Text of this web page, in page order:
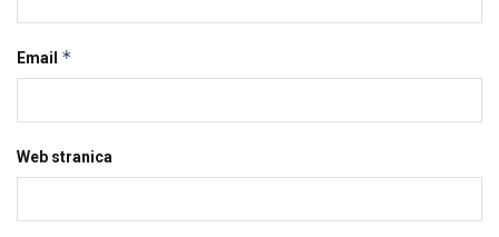
Email *
Web stranica